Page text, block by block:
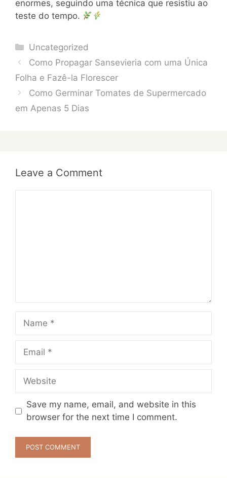
enormes, seguindo uma técnica que resistiu ao
teste do tempo.
Categories
Uncategorized
Como Propagar Sansevieria com uma Única
Folha e Fazê-la Florescer
Como Germinar Tomates de Supermercado
em Apenas 5 Dias
Leave a Comment
Name
Email
Website
Save my name, email, and website in this
browser for the next time I comment.